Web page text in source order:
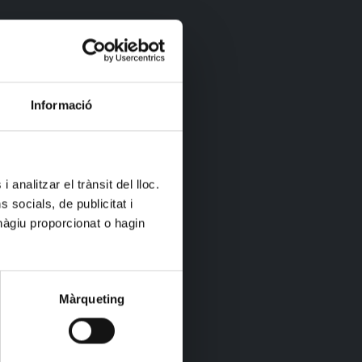
Informació
analitzar el trànsit del lloc.
socials, de publicitat i
proporcionat o hagin
Màrqueting